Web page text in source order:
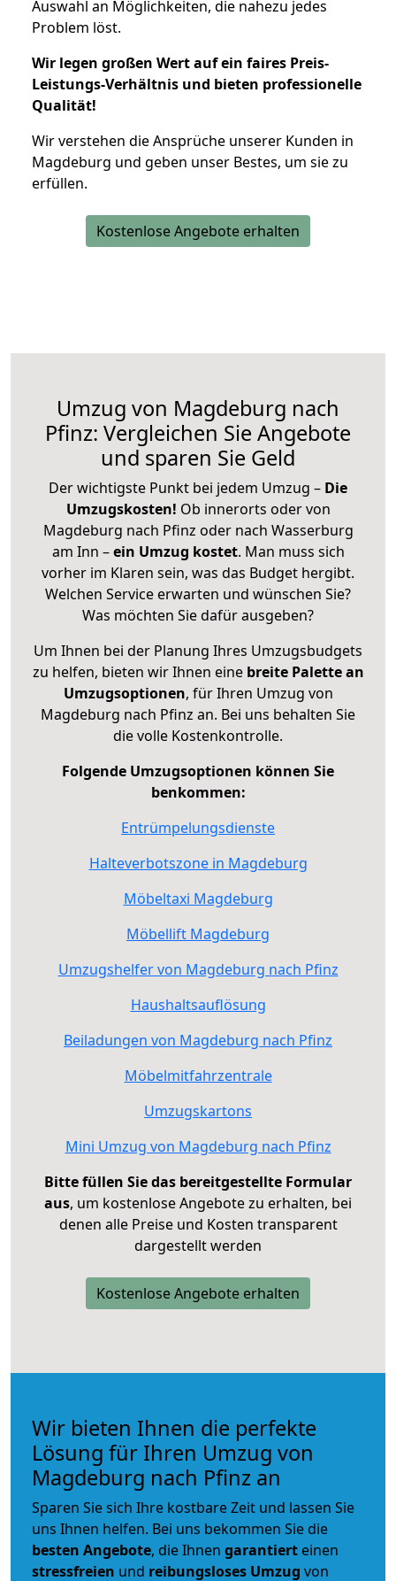
Auswahl an Möglichkeiten, die nahezu jedes
Problem löst.
Wir legen großen Wert auf ein faires Preis-
Leistungs-Verhältnis und bieten professionelle
Qualität!
Wir verstehen die Ansprüche unserer Kunden in
Magdeburg und geben unser Bestes, um sie zu
erfüllen.
Kostenlose Angebote erhalten
Umzug von Magdeburg nach
Pfinz: Vergleichen Sie Angebote
und sparen Sie Geld
Der wichtigste Punkt bei jedem Umzug – Die
Umzugskosten! Ob innerorts oder von
Magdeburg nach Pfinz oder nach Wasserburg
am Inn –ein Umzug kostet. Man muss sich
vorher im Klaren sein, was das Budget hergibt.
Welchen Service erwarten und wünschen Sie?
Was möchten Sie dafür ausgeben?
Um Ihnen bei der Planung Ihres Umzugsbudgets
zu helfen, bieten wir Ihnen eine breite Palette an
Umzugsoptionen, für Ihren Umzug von
Magdeburg nach Pfinz an. Bei uns behalten Sie
die volle Kostenkontrolle.
Folgende Umzugsoptionen können Sie
benkommen:
Entrümpelungsdienste
Halteverbotszone in Magdeburg
Möbeltaxi Magdeburg
Möbellift Magdeburg
Umzugshelfer von Magdeburg nach Pfinz
Haushaltsauflösung
Beiladungen von Magdeburg nach Pfinz
Möbelmitfahrzentrale
Umzugskartons
Mini Umzug von Magdeburg nach Pfinz
Bitte füllen Sie das bereitgestellte Formular
aus, um kostenlose Angebote zu erhalten, bei
denen alle Preise und Kosten transparent
dargestellt werden
Kostenlose Angebote erhalten
Wir bieten Ihnen die perfekte
Lösung für Ihren Umzug von
Magdeburg nach Pfinz an
Sparen Sie sich Ihre kostbare Zeit und lassen Sie
uns Ihnen helfen. Bei uns bekommen Sie die
besten Angebote, die Ihnen garantiert einen
stressfreien und reibungsloses Umzug von